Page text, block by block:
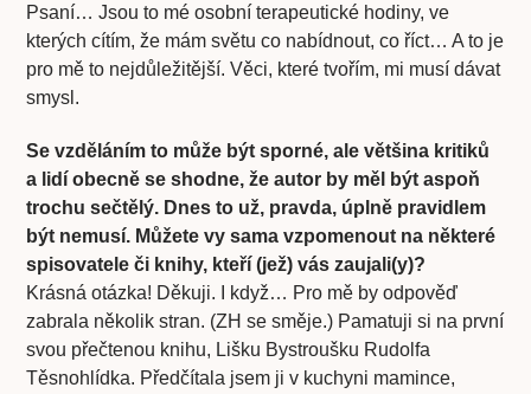
Psaní… Jsou to mé osobní terapeutické hodiny, ve
kterých cítím, že mám světu co nabídnout, co říct… A to je
pro mě to nejdůležitější. Věci, které tvořím, mi musí dávat
smysl.
Se vzděláním to může být sporné, ale většina kritiků
a lidí obecně se shodne, že autor by měl být aspoň
trochu sečtělý. Dnes to už, pravda, úplně pravidlem
být nemusí. Můžete vy sama vzpomenout na některé
spisovatele či knihy, kteří (jež) vás zaujali(y)?
Krásná otázka! Děkuji. I když… Pro mě by odpověď
zabrala několik stran. (ZH se směje.) Pamatuji si na první
svou přečtenou knihu, Lišku Bystroušku Rudolfa
Těsnohlídka. Předčítala jsem ji v kuchyni mamince,